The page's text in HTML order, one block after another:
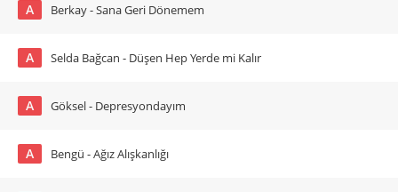
A Berkay - Sana Geri Dönemem
A Selda Bağcan - Düşen Hep Yerde mi Kalır
A Göksel - Depresyondayım
A Bengü - Ağız Alışkanlığı